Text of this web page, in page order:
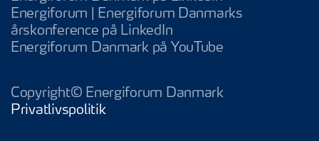
Energiforum | Energiforum Danmarks
årskonference på LinkedInEnergiforum |
Energiforum Danmark på YouTubeEnergiforum
Copyright© Energiforum Danmark
Privatlivspolitik